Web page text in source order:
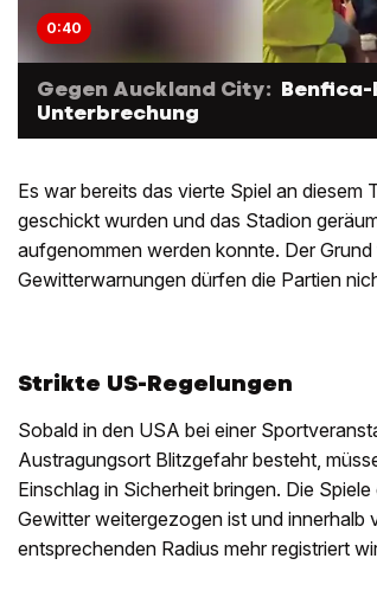
0:40
Gegen Auckland City: Benfica-
Unterbrechung
Es war bereits das vierte Spiel an diesem
geschickt wurden und das Stadion
aufgenommen werden konnte. Der
Gewitterwarnungen dürfen die Partien
Strikte US-Regelungen
Sobald in den USA bei einer
Austragungsort Blitzgefahr besteht,
Einschlag in Sicherheit bringen. Die
Gewitter weitergezogen ist und
entsprechenden Radius mehr registriert